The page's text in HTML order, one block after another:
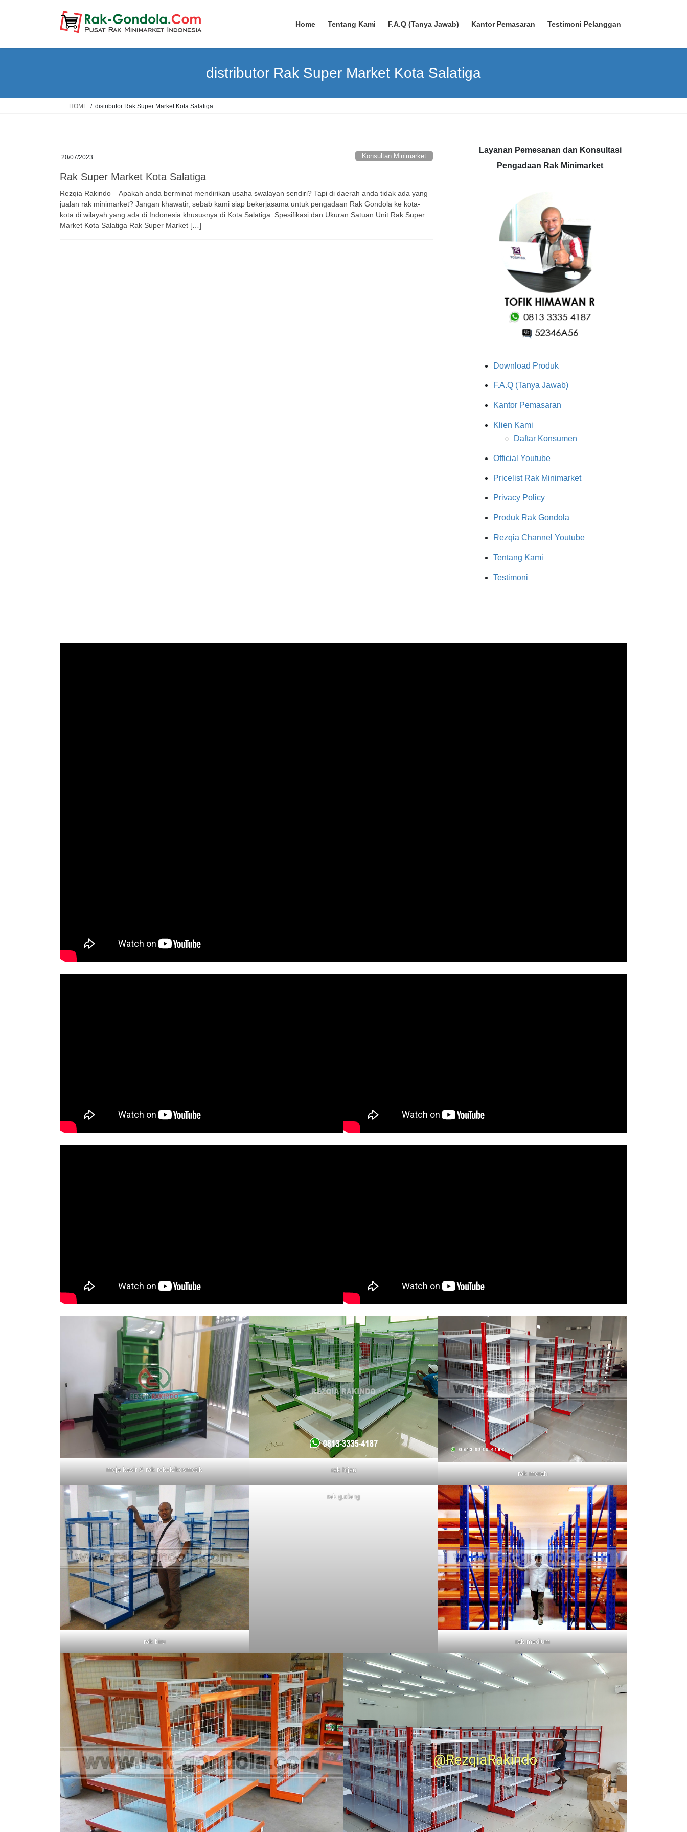
Home Tentang Kami F.A.Q (Tanya Jawab) Kantor Pemasaran Testimoni Pelanggan
distributor Rak Super Market Kota Salatiga
HOME distributor Rak Super Market Kota Salatiga
20/07/2023 Konsultan Minimarket
Rak Super Market Kota Salatiga
Rezqia Rakindo – Apakah anda berminat mendirikan usaha swalayan sendiri? Tapi di daerah anda tidak ada yang
jualan rak minimarket? Jangan khawatir, sebab kami siap bekerjasama untuk pengadaan Rak Gondola ke kota-
kota di wilayah yang ada di Indonesia khususnya di Kota Salatiga. Spesifikasi dan Ukuran Satuan Unit Rak Super
Market Kota Salatiga Rak Super Market […]
Layanan Pemesanan dan Konsultasi
Pengadaan Rak Minimarket
Download Produk
F.A.Q (Tanya Jawab)
Kantor Pemasaran
Klien Kami
Daftar Konsumen
Official Youtube
Pricelist Rak Minimarket
Privacy Policy
Produk Rak Gondola
Rezqia Channel Youtube
Tentang Kami
Testimoni
meja kasir & rak rokok/kosmetik rak hijau rak merah
rak biru
rak gudang
rak medium